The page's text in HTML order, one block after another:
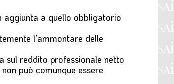
aggiunta a quello obbligatorio
l’ammontare delle
sul reddito professionale netto
può comunque essere